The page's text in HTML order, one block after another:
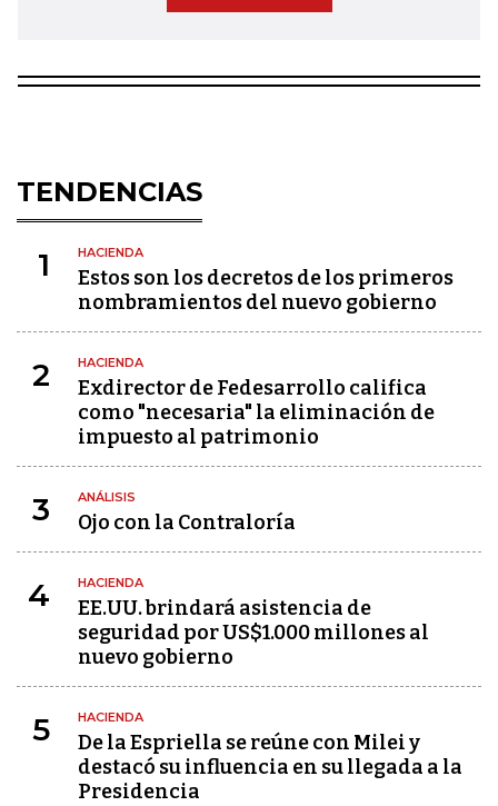
TENDENCIAS
1 HACIENDA
Estos son los decretos de los primeros
nombramientos del nuevo gobierno
2 HACIENDA
Exdirector de Fedesarrollo califica
como "necesaria" la eliminación de
impuesto al patrimonio
3 ANÁLISIS
Ojo con la Contraloría
4 HACIENDA
EE.UU. brindará asistencia de
seguridad por US$1.000 millones al
nuevo gobierno
5 HACIENDA
De la Espriella se reúne con Milei y
destacó su influencia en su llegada a la
Presidencia